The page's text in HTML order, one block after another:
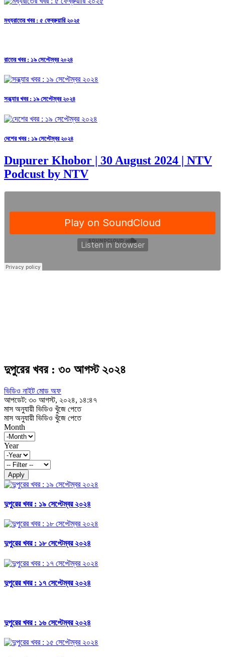
মধ্যরাতের খবর : ৫ ফেব্রুয়ারি ২০২৫
রাতের খবর : ১৯ সেপ্টেম্বর ২০২৪
সন্ধ্যার খবর : ১৯ সেপ্টেম্বর ২০২৪
দেশের খবর : ১৯ সেপ্টেম্বর ২০২৪
Dupurer Khobor | 30 August 2024 | NTV
Podcust by NTV
দুপুরের খবর : ৩০ আগস্ট ২০২৪
ভিডিও নাইট মোড অফ
আপডেট: ৩০ আগস্ট, ২০২৪, ১৪:৪৭
মাস অনুযায়ী ভিডিও খুঁজে পেতে
মাস অনুযায়ী ভিডিও খুঁজে পেতে
Month
Year
Apply
দুপুরের খবর : ১৯ সেপ্টেম্বর ২০২৪
দুপুরের খবর : ১৮ সেপ্টেম্বর ২০২৪
দুপুরের খবর : ১৭ সেপ্টেম্বর ২০২৪
দুপুরের খবর : ১৬ সেপ্টেম্বর ২০২৪